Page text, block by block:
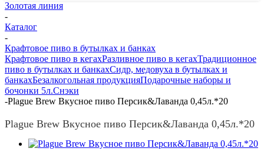
Золотая линия
-
Каталог
-
Крафтовое пиво в бутылках и банках
Крафтовое пиво в кегахРазливное пиво в кегахТрадиционное
пиво в бутылках и банкахСидр, медовуха в бутылках и
банкахБезалкогольная продукцияПодарочные наборы и
бочонки 5л.Снэки
-Plague Brew Вкусное пиво Персик&Лаванда 0,45л.*20
Plague Brew Вкусное пиво Персик&Лаванда 0,45л.*20